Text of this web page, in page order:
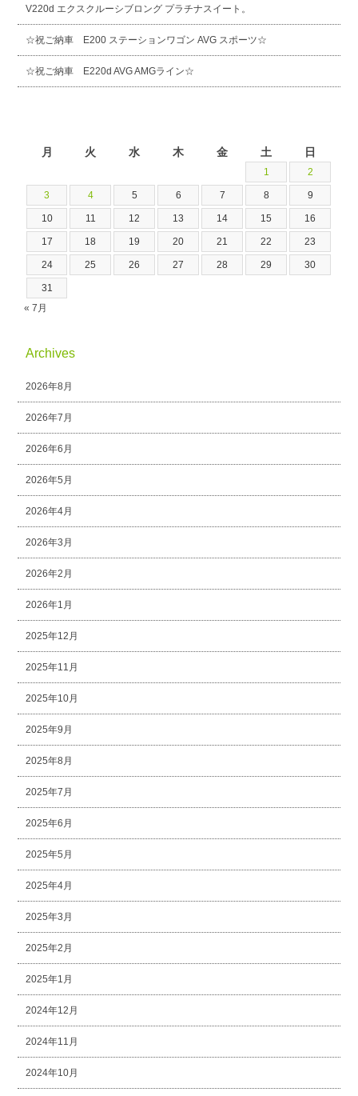
V220d エクスクルーシブロング プラチナスイート。
☆祝ご納車 E200 ステーションワゴン AVG スポーツ☆
☆祝ご納車 E220d AVG AMGライン☆
月 火 水 木 金 土 日
1 2
3 4 5 6 7 8 9
10 11 12 13 14 15 16
17 18 19 20 21 22 23
24 25 26 27 28 29 30
31
« 7月
Archives
2026年8月
2026年7月
2026年6月
2026年5月
2026年4月
2026年3月
2026年2月
2026年1月
2025年12月
2025年11月
2025年10月
2025年9月
2025年8月
2025年7月
2025年6月
2025年5月
2025年4月
2025年3月
2025年2月
2025年1月
2024年12月
2024年11月
2024年10月